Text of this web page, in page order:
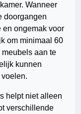
Wanneer
doorgangen
en ongemak voor
om minimaal 60
aan te
kunnen
helpt niet alleen
verschillende